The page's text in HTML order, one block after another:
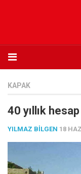
Künye
İletişim
Satış noktası
KAPAK
40 yıllık
YILMAZ BILGEN 18